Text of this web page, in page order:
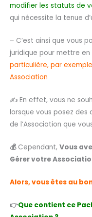
modifier les statuts de
qui nécessite la tenue
– C’est ainsi que vous
juridique pour mettre en
particulière, par
Association
✍️ En effet, vous ne
lorsque vous posez
de l’Association que
💰Cependant, Vous
Gérer votre
Alors, vous êtes au
👉Que contient ce